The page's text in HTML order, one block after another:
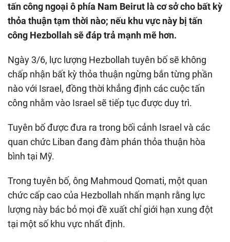
tấn công ngoại ô phía Nam Beirut là cơ sở cho bất kỳ
thỏa thuận tạm thời nào; nếu khu vực này bị tấn
công Hezbollah sẽ đáp trả mạnh mẽ hơn.
Ngày 3/6, lực lượng Hezbollah tuyên bố sẽ không
chấp nhận bất kỳ thỏa thuận ngừng bắn từng phần
nào với Israel, đồng thời khẳng định các cuộc tấn
công nhằm vào Israel sẽ tiếp tục được duy trì.
Tuyên bố được đưa ra trong bối cảnh Israel và các
quan chức Liban đang đàm phán thỏa thuận hòa
bình tại Mỹ.
Trong tuyên bố, ông Mahmoud Qomati, một quan
chức cấp cao của Hezbollah nhấn mạnh rằng lực
lượng này bác bỏ mọi đề xuất chỉ giới hạn xung đột
tại một số khu vực nhất định.